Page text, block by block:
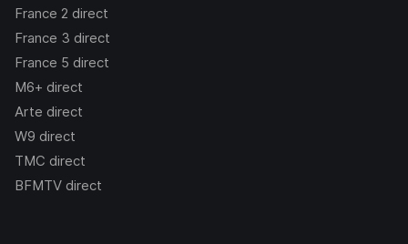
France 2 direct
France 3 direct
France 5 direct
M6+ direct
Arte direct
W9 direct
TMC direct
BFMTV direct